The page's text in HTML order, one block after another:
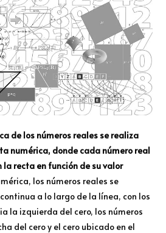
de los números reales se realiza
numérica, donde cada número real
la recta en función de su valor
los números reales se
a lo largo de la línea, con los
la izquierda del cero, los números
del cero y el cero ubicado en el